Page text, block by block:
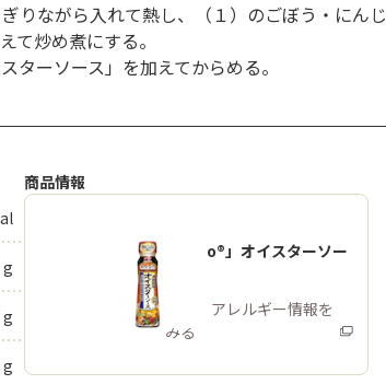
りながら入れて熱し、（１）のごぼう・にんじ
て炒め煮にする。
ターソース」を加えてからめる。
g
g
g
商品情報
「Cook Do®」オイスターソー
ス
商品・アレルギー情報を
みる